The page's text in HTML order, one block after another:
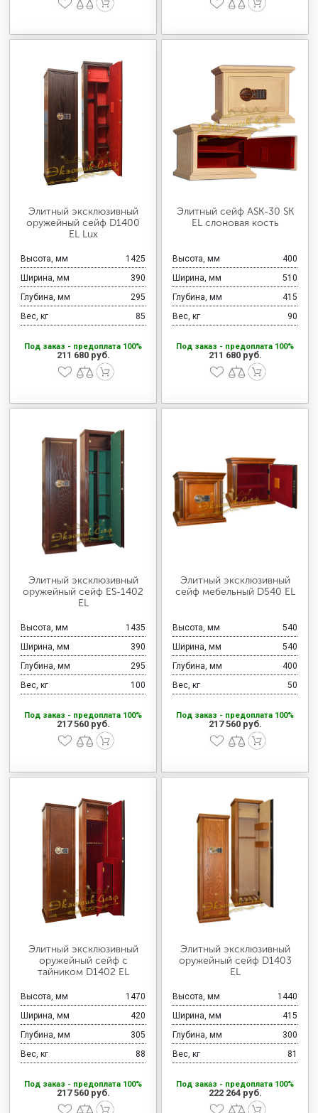
Элитный эксклюзивный
оружейный сейф D1400
EL Lux
Высота, мм
1425
Ширина, мм
390
Глубина, мм
295
Вес, кг
85
Под заказ - предоплата 100%
211 680 руб.
Элитный сейф ASK-30 SK
EL слоновая кость
Высота, мм
400
Ширина, мм
510
Глубина, мм
415
Вес, кг
90
Под заказ - предоплата 100%
211 680 руб.
Элитный эксклюзивный
оружейный сейф ES-1402
EL
Высота, мм
1435
Ширина, мм
390
Глубина, мм
295
Вес, кг
100
Под заказ - предоплата 100%
217 560 руб.
Элитный эксклюзивный
сейф мебельный D540 EL
Высота, мм
540
Ширина, мм
540
Глубина, мм
400
Вес, кг
50
Под заказ - предоплата 100%
217 560 руб.
Элитный эксклюзивный
оружейный сейф с
тайником D1402 EL
Высота, мм
1470
Ширина, мм
420
Глубина, мм
305
Вес, кг
88
Под заказ - предоплата 100%
217 560 руб.
Элитный эксклюзивный
оружейный сейф D1403
EL
Высота, мм
1440
Ширина, мм
415
Глубина, мм
300
Вес, кг
81
Под заказ - предоплата 100%
222 264 руб.